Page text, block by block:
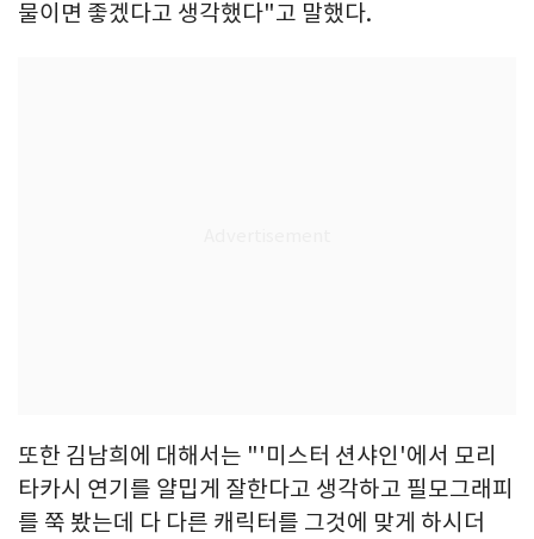
물이면 좋겠다고 생각했다"고 말했다.
또한 김남희에 대해서는 "'미스터 션샤인'에서 모리
타카시 연기를 얄밉게 잘한다고 생각하고 필모그래피
를 쭉 봤는데 다 다른 캐릭터를 그것에 맞게 하시더